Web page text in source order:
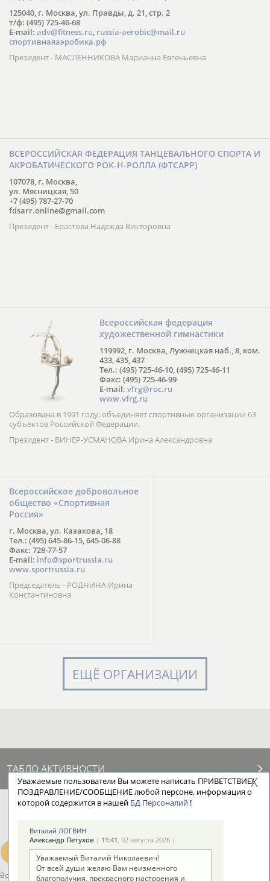
125040, г. Москва, ул. Правды, д. 21, стр. 2
т/ф: (495) 725-46-68
E-mail: adv@fitness.ru, russia-aerobic@mail.ru
спортивнаяаэробика.рф
Президент - МАСЛЕННИКОВА Марианна Евгеньевна
ВСЕРОССИЙСКАЯ ФЕДЕРАЦИЯ ТАНЦЕВАЛЬНОГО СПОРТА И
АКРОБАТИЧЕСКОГО РОК-Н-РОЛЛА (ФТСАРР)
107078, г. Москва,
ул. Мясницкая, 50
+7 (495) 787-27-70
fdsarr.online@gmail.com
Президент - Ерастова Надежда Викторовна
Всероссийская федерация
художественной гимнастики
119992, г. Москва, Лужнецкая наб., 8, ком.
433, 435, 437
Тел.: (495) 725-46-10, (495) 725-46-11
Факс: (495) 725-46-99
E-mail: vfrg@roc.ru
www.vfrg.ru
Образована в 1991 году; объединяет спортивные организации 63
субъектов Российской Федерации.
Президент - ВИНЕР-УСМАНОВА Ирина Александровна
Всероссийское добровольное
общество «Спортивная
Россия»
г. Москва, ул. Казакова, 18
Тел.: (495) 645-86-15, 645-06-88
Факс: 728-77-57
E-mail: info@sportrussia.ru
www.sportrussia.ru
Председатель - РОДНИНА Ирина
Константиновна
ЕЩЁ ОРГАНИЗАЦИИ
ТАБЛО АКТИВНОСТИ
ЦЕЛИ ПРОЕКТА НАШИ КНОПКИ
Вопросы сотрудничества и совместной деятельности
Уважаемые пользователи Вы можете написать ПРИВЕТСТВИЕ/
ПОЗДРАВЛЕНИЕ/СООБЩЕНИЕ любой персоне, информация о
которой содержится в нашей БД Персоналий!
Виталий ЛОГВИН
Александр Петухов| 11:41, 02 августа 2026 |
Уважаемый Виталий Николаевич!
От всей души желаю Вам неизменного
благополучия, прекрасного настроения и